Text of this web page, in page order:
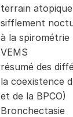
terrain
sifflement
à la spirométrie
VEMS
résumé des
la coexistence
et de la BPCO)
Bronchectasie